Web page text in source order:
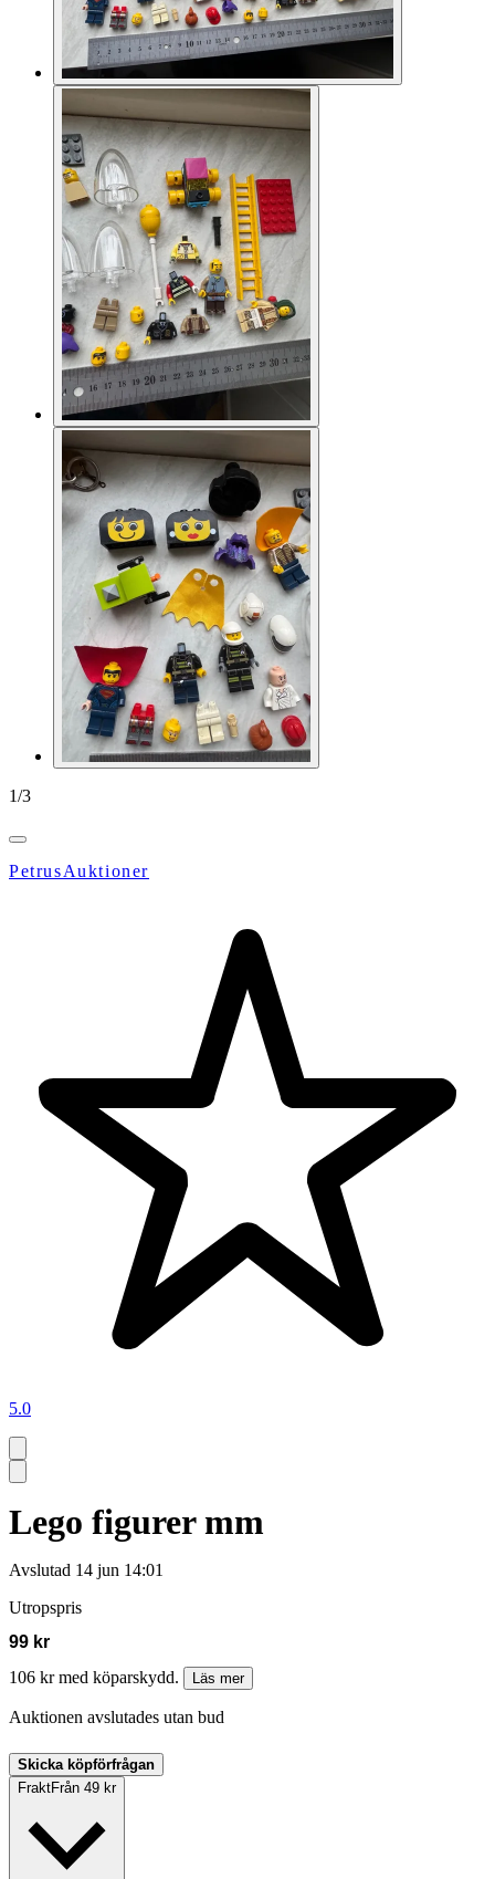
1/3
PetrusAuktioner
5.0
Lego figurer mm
Avslutad 14 jun 14:01
Utropspris
99 kr
106 kr med köparskydd.
Läs mer
Auktionen avslutades utan bud
Skicka köpförfrågan
FraktFrån 49 kr